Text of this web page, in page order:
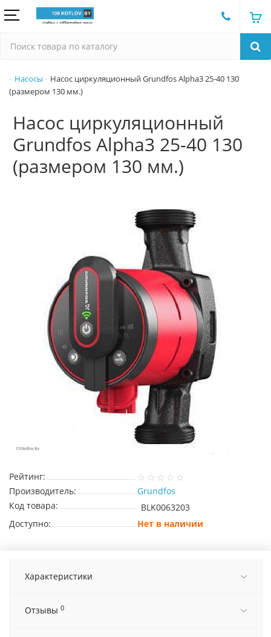
Насосы
Насос циркуляционный Grundfos Alpha3 25-40 130
(размером 130 мм.)
Насос циркуляционный
Grundfos Alpha3 25-40 130
(размером 130 мм.)
Рейтинг:
Производитель:
Grundfos
Код товара:
BLK0063203
Доступно:
Нет в наличии
Характеристики
Отзывы 0